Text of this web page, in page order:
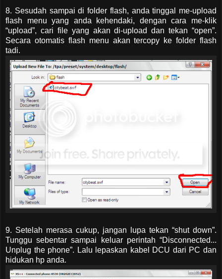
8. Sesudah sampai di folder flash, anda tinggal me-upload
flash menu yang anda kehendaki, dengan cara me-klik
“upload”, cari file yang akan di-upload dan tekan “open”.
Secara otomatis flash menu akan tercopy ke folder flash
tadi.
9. Setelah merasa cukup, jangan lupa tekan “shut down”.
Tunggu sebentar sampai keluar perintah “Disconnected...
Unplug the phone”. Lalu lepaskan kabel DCU dari PC dan
hidukan hp anda.